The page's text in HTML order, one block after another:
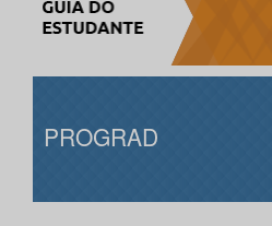
PROGRAD